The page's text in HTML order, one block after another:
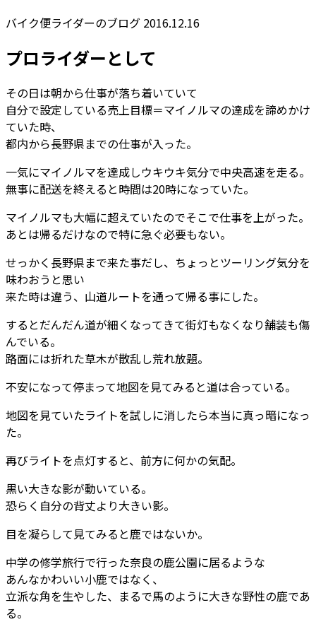
バイク便ライダーのブログ 2016.12.16
プロライダーとして
その日は朝から仕事が落ち着いていて
自分で設定している売上目標＝マイノルマの達成を諦めかけ
ていた時、
都内から長野県までの仕事が入った。
一気にマイノルマを達成しウキウキ気分で中央高速を走る。
無事に配送を終えると時間は20時になっていた。
マイノルマも大幅に超えていたのでそこで仕事を上がった。
あとは帰るだけなので特に急ぐ必要もない。
せっかく長野県まで来た事だし、ちょっとツーリング気分を
味わおうと思い
来た時は違う、山道ルートを通って帰る事にした。
するとだんだん道が細くなってきて街灯もなくなり舗装も傷
んでいる。
路面には折れた草木が散乱し荒れ放題。
不安になって停まって地図を見てみると道は合っている。
地図を見ていたライトを試しに消したら本当に真っ暗になっ
た。
再びライトを点灯すると、前方に何かの気配。
黒い大きな影が動いている。
恐らく自分の背丈より大きい影。
目を凝らして見てみると鹿ではないか。
中学の修学旅行で行った奈良の鹿公園に居るような
あんなかわいい小鹿ではなく、
立派な角を生やした、まるで馬のように大きな野性の鹿であ
る。